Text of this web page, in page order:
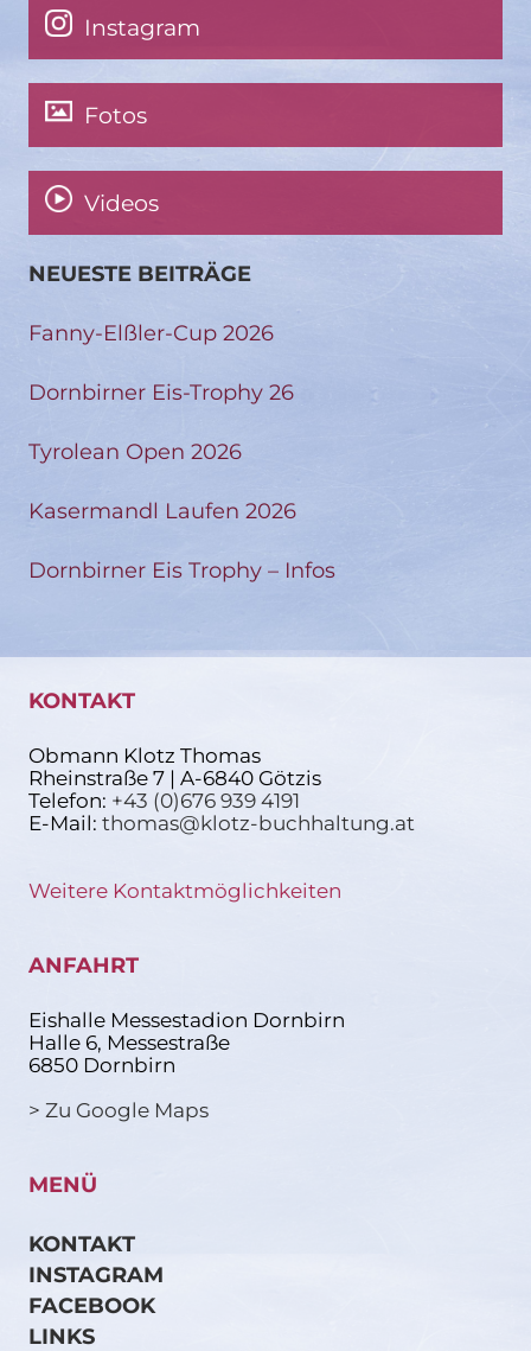
Instagram
Fotos
Videos
NEUESTE BEITRÄGE
Fanny-Elßler-Cup 2026
Dornbirner Eis-Trophy 26
Tyrolean Open 2026
Kasermandl Laufen 2026
Dornbirner Eis Trophy – Infos
KONTAKT
Obmann Klotz Thomas
Rheinstraße 7 | A-6840 Götzis
Telefon: +43 (0)676 939 4191
E-Mail: thomas@klotz-buchhaltung.at
Weitere Kontaktmöglichkeiten
ANFAHRT
Eishalle Messestadion Dornbirn
Halle 6, Messestraße
6850 Dornbirn
> Zu Google Maps
MENÜ
KONTAKT
INSTAGRAM
FACEBOOK
LINKS